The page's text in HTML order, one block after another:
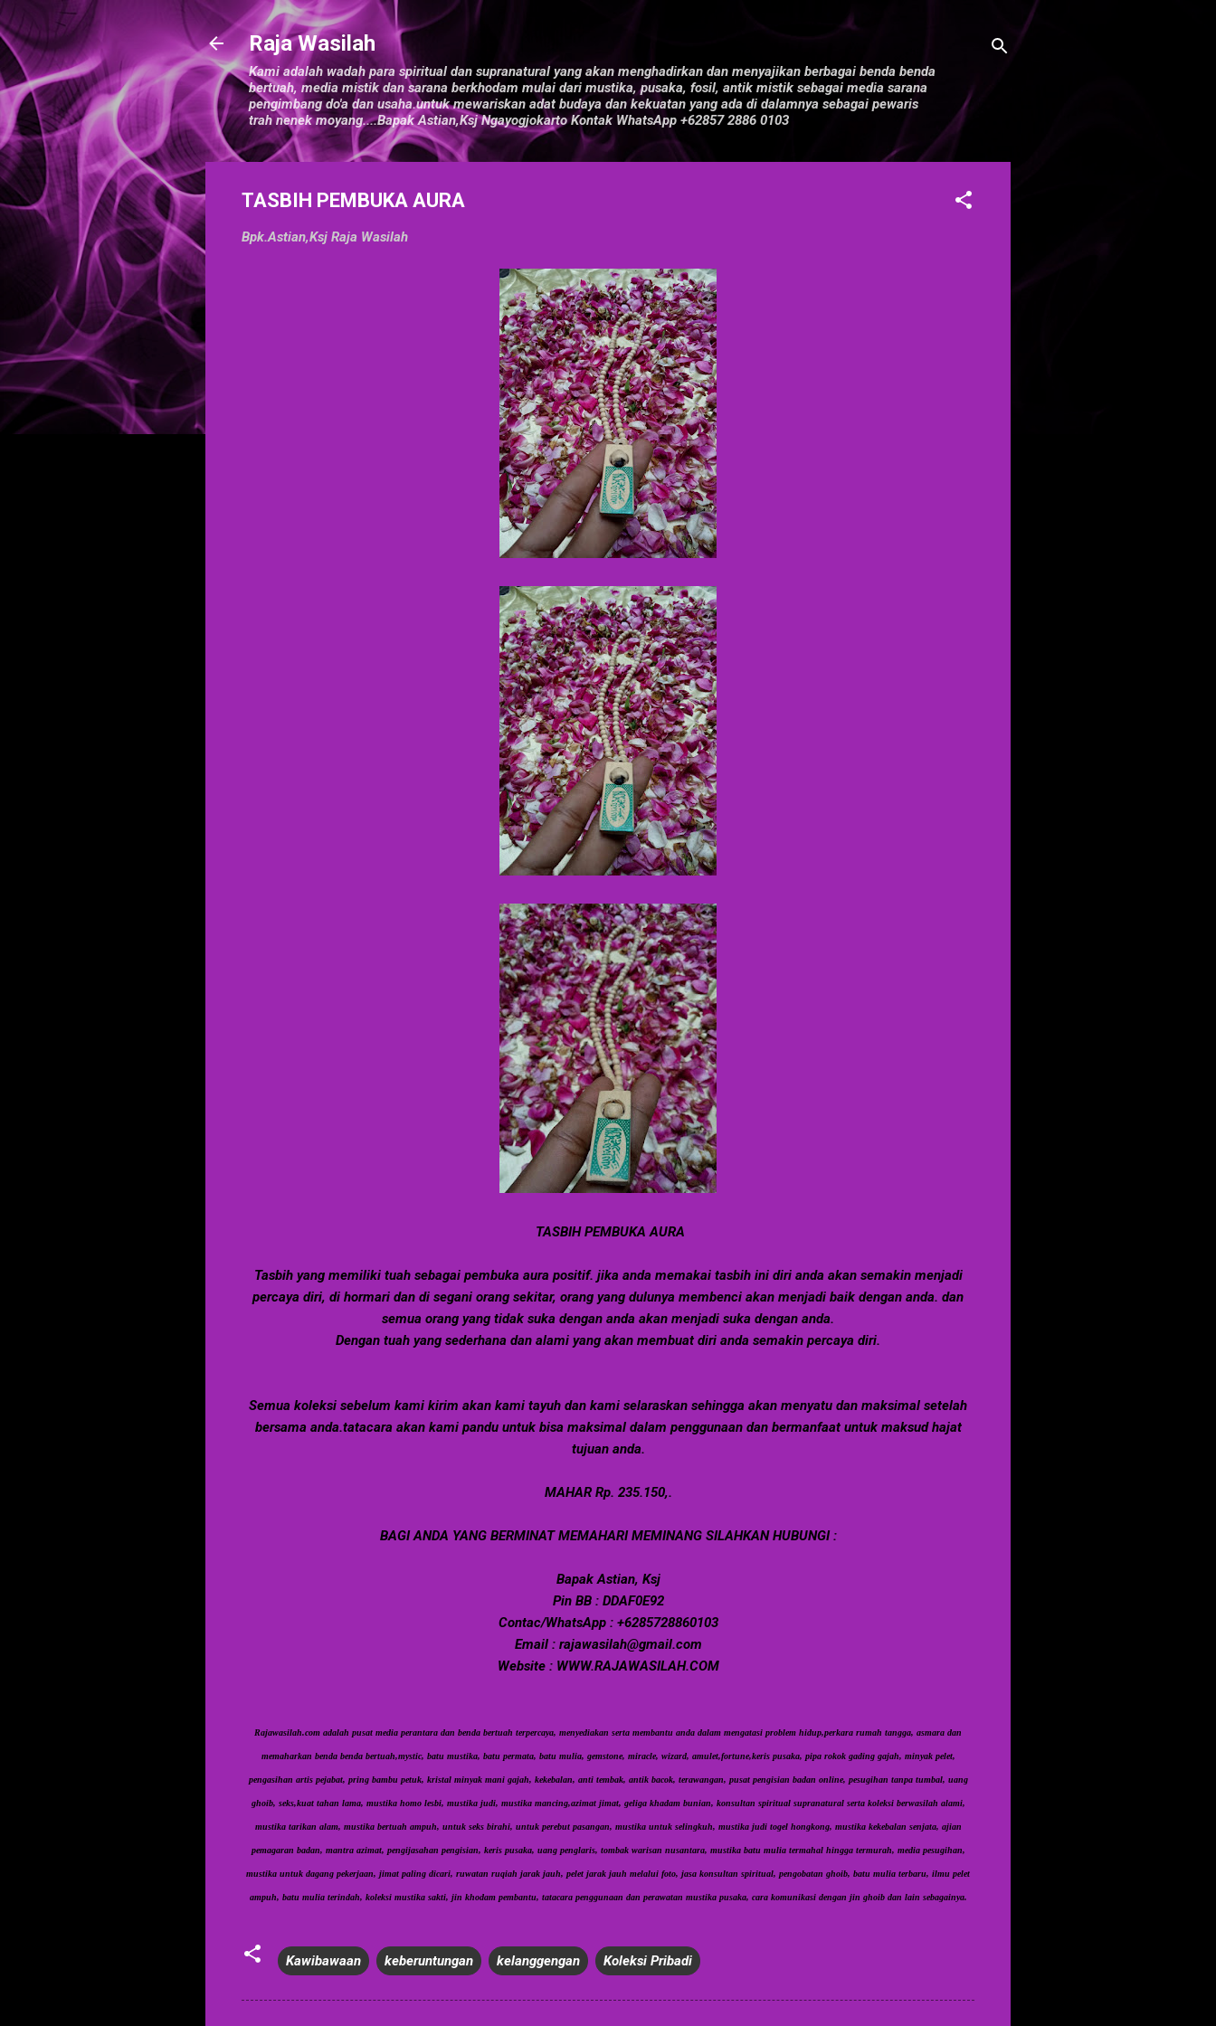
Raja Wasilah
Kami adalah wadah para spiritual dan supranatural yang akan menghadirkan dan menyajikan berbagai benda benda
bertuah, media mistik dan sarana berkhodam mulai dari mustika, pusaka, fosil, antik mistik sebagai media sarana
pengimbang do'a dan usaha.untuk mewariskan adat budaya dan kekuatan yang ada di dalamnya sebagai pewaris
trah nenek moyang....Bapak Astian,Ksj Ngayogjokarto Kontak WhatsApp +62857 2886 0103
TASBIH PEMBUKA AURA
Bpk.Astian,Ksj Raja Wasilah
TASBIH PEMBUKA AURA
Tasbih yang memiliki tuah sebagai pembuka aura positif. jika anda memakai tasbih ini diri anda akan semakin menjadi
percaya diri, di hormari dan di segani orang sekitar, orang yang dulunya membenci akan menjadi baik dengan anda. dan
semua orang yang tidak suka dengan anda akan menjadi suka dengan anda.
Dengan tuah yang sederhana dan alami yang akan membuat diri anda semakin percaya diri.
Semua koleksi sebelum kami kirim akan kami tayuh dan kami selaraskan sehingga akan menyatu dan maksimal setelah
bersama anda.tatacara akan kami pandu untuk bisa maksimal dalam penggunaan dan bermanfaat untuk maksud hajat
tujuan anda.
MAHAR Rp. 235.150,.
BAGI ANDA YANG BERMINAT MEMAHARI MEMINANG SILAHKAN HUBUNGI :
Bapak Astian, Ksj
Pin BB : DDAF0E92
Contac/WhatsApp : +6285728860103
Email : rajawasilah@gmail.com
Website : WWW.RAJAWASILAH.COM
Rajawasilah.com adalah pusat media perantara dan benda bertuah terpercaya, menyediakan serta membantu anda dalam mengatasi problem hidup,perkara rumah tangga, asmara dan
memaharkan benda benda bertuah,mystic, batu mustika, batu permata, batu mulia, gemstone, miracle, wizard, amulet,fortune,keris pusaka, pipa rokok gading gajah, minyak pelet,
pengasihan artis pejabat, pring bambu petuk, kristal minyak mani gajah, kekebalan, anti tembak, antik bacok, terawangan, pusat pengisian badan online, pesugihan tanpa tumbal, uang
ghoib, seks,kuat tahan lama, mustika homo lesbi, mustika judi, mustika mancing,azimat jimat, geliga khadam bunian, konsultan spiritual supranatural serta koleksi berwasilah alami,
mustika tarikan alam, mustika bertuah ampuh, untuk seks birahi, untuk perebut pasangan, mustika untuk selingkuh, mustika judi togel hongkong, mustika kekebalan senjata, ajian
pemagaran badan, mantra azimat, pengijasahan pengisian, keris pusaka, uang penglaris, tombak warisan nusantara, mustika batu mulia termahal hingga termurah, media pesugihan,
mustika untuk dagang pekerjaan, jimat paling dicari, ruwatan ruqiah jarak jauh, pelet jarak jauh melalui foto, jasa konsultan spiritual, pengobatan ghoib, batu mulia terbaru, ilmu pelet
ampuh, batu mulia terindah, koleksi mustika sakti, jin khodam pembantu, tatacara penggunaan dan perawatan mustika pusaka, cara komunikasi dengan jin ghoib dan lain sebagainya.
Kawibawaan keberuntungan kelanggengan Koleksi Pribadi